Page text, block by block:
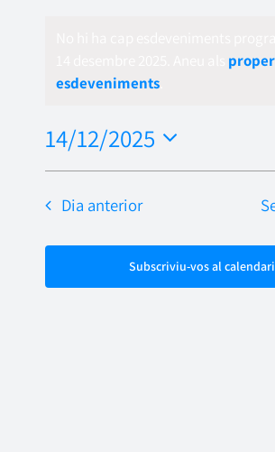
esdeveniments.
14/12/2025
Selecciona
una
data.
Dia anterior
Subscriviu-vos al calendari